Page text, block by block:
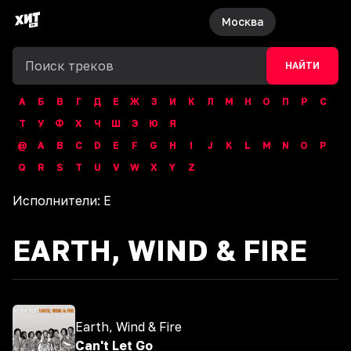
Москва
НАЙТИ
А Б В Г Д Е Ж З И К Л М Н О П Р
С
Т
У Ф Х Ч Ш Э Ю
Я
@
A B C D E F G H I J K L M N O
P
Q
R S T U V W X Y Z
Исполнители: E
EARTH, WIND & FIRE
Earth, Wind & Fire
Can't Let Go